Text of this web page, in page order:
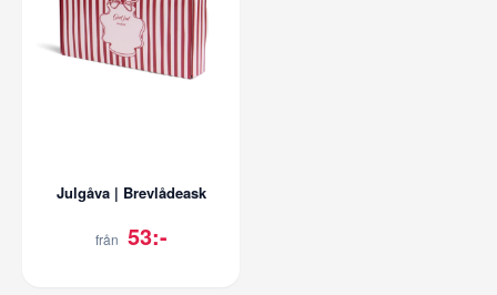
Julgåva | Brevlådeask
från 53:-